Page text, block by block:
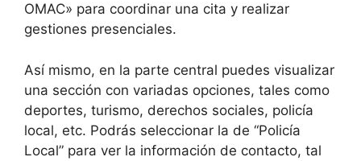
OMAC» para coordinar una cita y realizar
gestiones presenciales.
Así mismo, en la parte central puedes visualizar
una sección con variadas opciones, tales como
deportes, turismo, derechos sociales, policía
local, etc. Podrás seleccionar la de “Policía
Local” para ver la información de contacto, tal